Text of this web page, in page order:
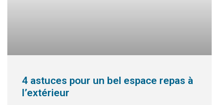
4 astuces pour un bel espace repas à
l’extérieur